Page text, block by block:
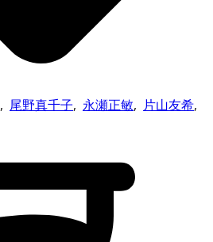
, 尾野真千子, 永瀬正敏, 片山友希,